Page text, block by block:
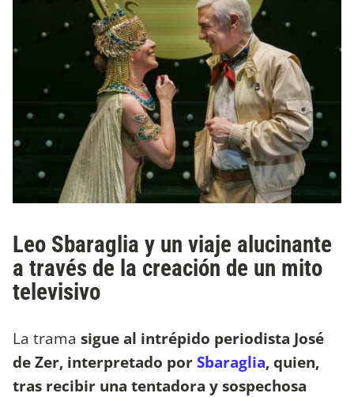
Leo Sbaraglia y un viaje alucinante
a través de la creación de un mito
televisivo
La trama sigue al intrépido periodista José
de Zer, interpretado porSbaraglia, quien,
tras recibir una tentadora y sospechosa